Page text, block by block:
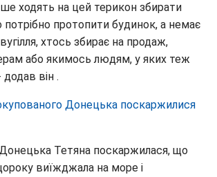
ходять на цей терикон збирати
потрібно протопити будинок, а немає
хтось збирає на продаж,
або якимось людям, у яких теж
додав він .
Донецька поскаржилися
Тетяна поскаржилася, що
виїжджала на море і